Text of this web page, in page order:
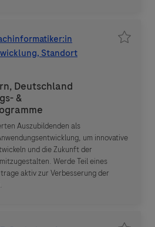
Standort
Deutschland
&
Auszubildenden als
um innovative
und die Zukunft der
Werde Teil eines
aktiv zur Verbesserung der
Job